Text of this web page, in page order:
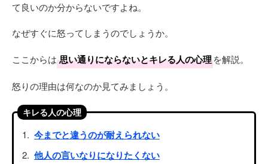
て良いのか分からないですよね。
なぜすぐに怒ってしまうのでしょうか。
ここからは 思い通りにならないとキレる人の心理を解説。
怒りの理由は何なのか見てみましょう。
キレる人の心理
今までと違うのが耐えられない
他人の言いなりになりたくない